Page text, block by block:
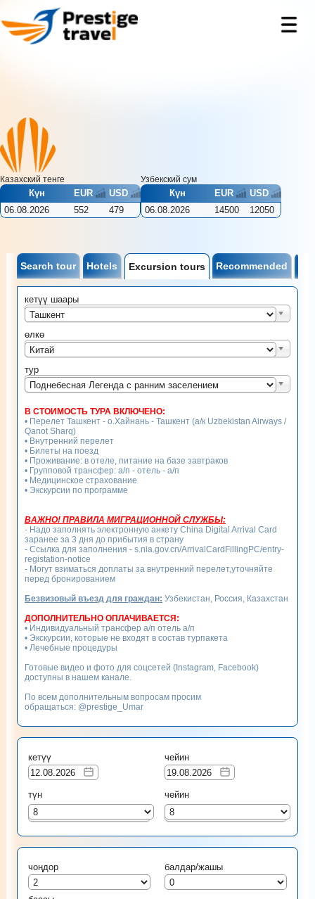
Казахский тенге
Күн EUR
USD
06.08.2026
552 479
Узбекcкий сум
Күн EUR
USD
06.08.2026
14500 12050
Search tour Hotels Excursion tours Recommended
кетүү шаары
Ташкент
өлкө
Китай
тур
Поднебесная Легенда с ранним заселением
В СТОИМОСТЬ ТУРА ВКЛЮЧЕНО:
• Перелет Ташкент - о.Хайнань - Ташкент (а/к Uzbekistan Airways /
Qanot Sharq)
• Внутренний перелет
• Билеты на поезд
• Проживание: в отеле, питание на базе завтраков
• Групповой трансфер: а/п - отель - а/п
• Медицинское страхование
• Экскурсии по программе
ВАЖНО! ПРАВИЛА МИГРАЦИОННОЙ СЛУЖБЫ:
- Надо заполнять электронную анкету China Digital Arrival Card
заранее за 3 дня до прибытия в страну
- Ссылка для заполнения - s.nia.gov.cn/ArrivalCardFillingPC/entry-
registation-notice
- Могут взиматься доплаты за внутренний перелет,уточняйте
перед бронированием
Безвизовый въезд для граждан: Узбекистан, Россия, Казахстан
ДОПОЛНИТЕЛЬНО ОПЛАЧИВАЕТСЯ:
• Индивидуальный трансфер а/п отель а/п
• Экскурсии, которые не входят в состав турпакета
• Лечебные процедуры
Готовые видео и фото для соцсетей (Instagram, Facebook)
доступны в нашем канале.
По всем дополнительным вопросам просим
обращаться: @prestige_Umar
кетүү
түн
8
чейин
чейин
8
чоңдор балдар/жашы